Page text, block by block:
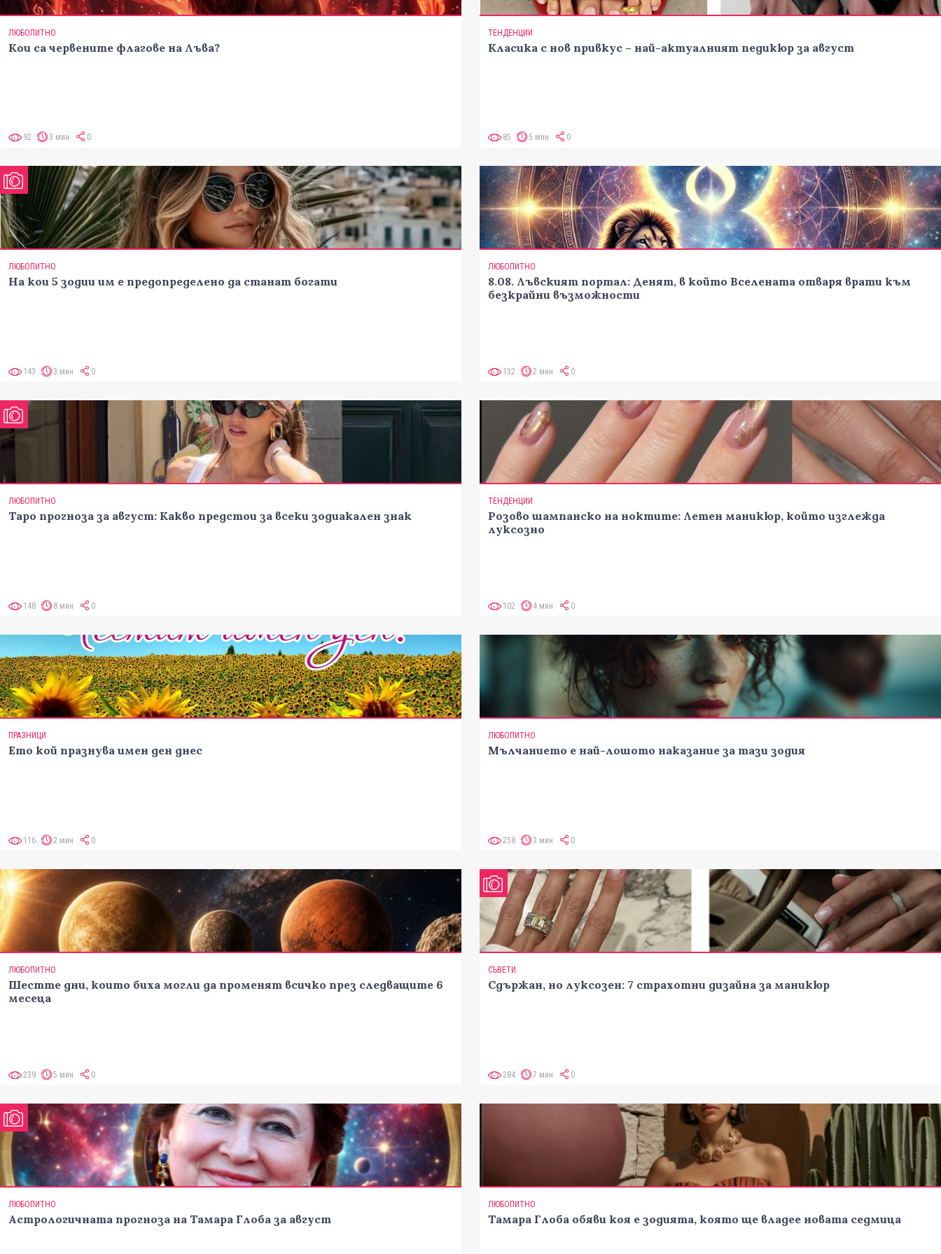
ЛЮБОПИТНО
Кои са червените флагове на Лъва?
92 3 мин 0
ТЕНДЕНЦИИ
Класика с нов привкус – най-актуалният педикюр за август
85 5 мин 0
ЛЮБОПИТНО
На кои 5 зодии им е предопределено да станат богати
143 3 мин 0
ЛЮБОПИТНО
8.08. Лъвският портал: Денят, в който Вселената отваря врати към
безкрайни възможности
132 2 мин 0
ЛЮБОПИТНО
Таро прогноза за август: Какво предстои за всеки зодиакален знак
148 8 мин 0
ТЕНДЕНЦИИ
Розово шампанско на ноктите: Летен маникюр, който изглежда
луксозно
102 4 мин 0
ПРАЗНИЦИ
Ето кой празнува имен ден днес
116 2 мин 0
ЛЮБОПИТНО
Мълчанието е най-лошото наказание за тази зодия
258 3 мин 0
ЛЮБОПИТНО
Шестте дни, които биха могли да променят всичко през следващите 6
месеца
239 5 мин 0
СЪВЕТИ
Сдържан, но луксозен: 7 страхотни дизайна за маникюр
284 7 мин 0
ЛЮБОПИТНО
Астрологичната прогноза на Тамара Глоба за август
ЛЮБОПИТНО
Тамара Глоба обяви коя е зодията, която ще владее новата седмица